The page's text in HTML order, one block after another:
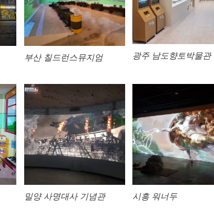
부산 칠드런스뮤지엄 광주 남도향토박물관
밀양 사명대사 기념관 시흥 워너두